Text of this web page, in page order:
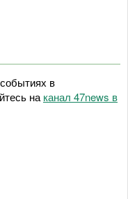
в
на канал 47news в